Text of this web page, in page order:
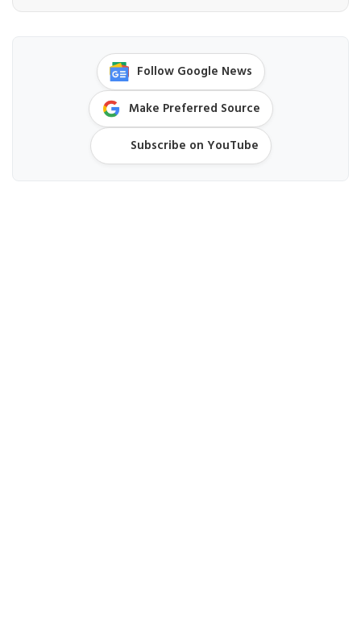
Follow Google News
Make Preferred Source
Subscribe on YouTube